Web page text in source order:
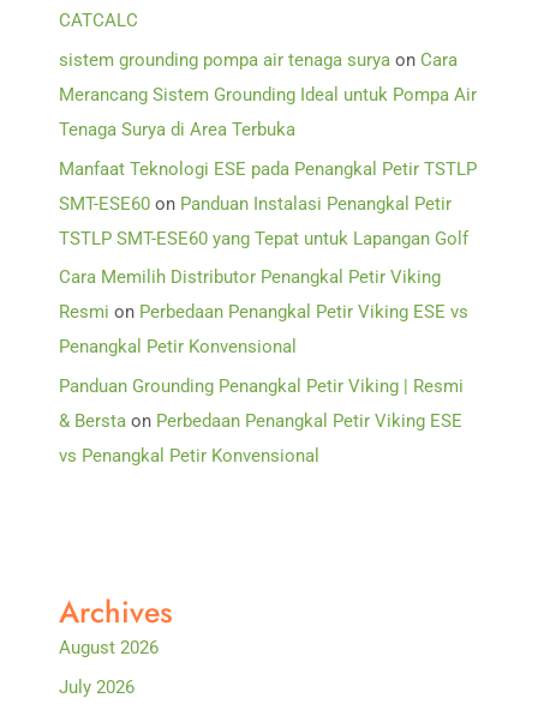
CATCALC
sistem grounding pompa air tenaga surya on Cara
Merancang Sistem Grounding Ideal untuk Pompa Air
Tenaga Surya di Area Terbuka
Manfaat Teknologi ESE pada Penangkal Petir TSTLP
SMT-ESE60 on Panduan Instalasi Penangkal Petir
TSTLP SMT-ESE60 yang Tepat untuk Lapangan Golf
Cara Memilih Distributor Penangkal Petir Viking
Resmi on Perbedaan Penangkal Petir Viking ESE vs
Penangkal Petir Konvensional
Panduan Grounding Penangkal Petir Viking | Resmi
& Bersta on Perbedaan Penangkal Petir Viking ESE
vs Penangkal Petir Konvensional
Archives
August 2026
July 2026